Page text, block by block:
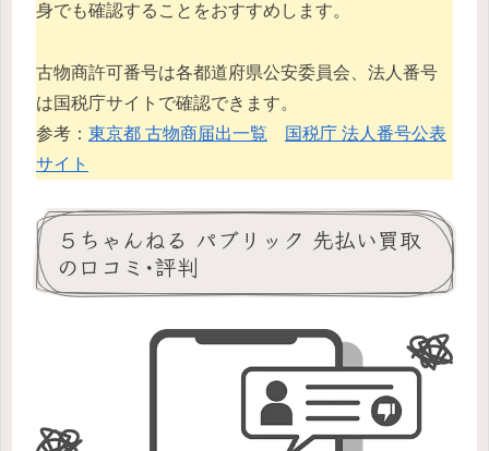
身でも確認することをおすすめします。
古物商許可番号は各都道府県公安委員会、法人番号
は国税庁サイトで確認できます。
参考： 東京都 古物商届出一覧
国税庁 法人番号公表
サイト
５ちゃんねる パブリック 先払い買取
の口コミ･評判